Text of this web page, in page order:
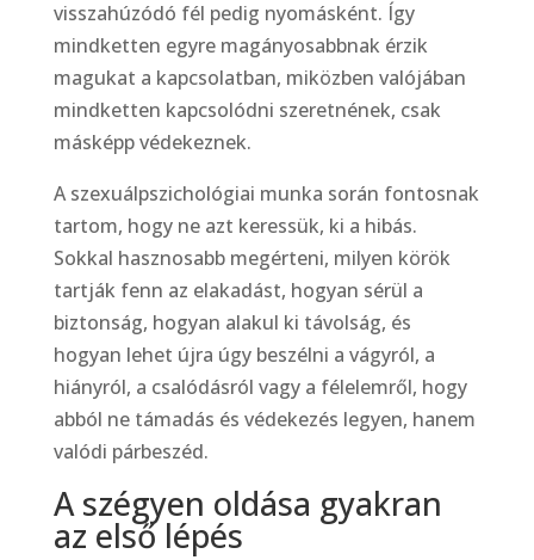
visszahúzódó fél pedig nyomásként. Így
mindketten egyre magányosabbnak érzik
magukat a kapcsolatban, miközben valójában
mindketten kapcsolódni szeretnének, csak
másképp védekeznek.
A szexuálpszichológiai munka során fontosnak
tartom, hogy ne azt keressük, ki a hibás.
Sokkal hasznosabb megérteni, milyen körök
tartják fenn az elakadást, hogyan sérül a
biztonság, hogyan alakul ki távolság, és
hogyan lehet újra úgy beszélni a vágyról, a
hiányról, a csalódásról vagy a félelemről, hogy
abból ne támadás és védekezés legyen, hanem
valódi párbeszéd.
A szégyen oldása gyakran
az első lépés